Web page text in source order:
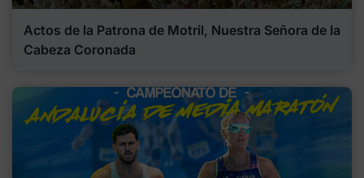
Actos de la Patrona de Motril, Nuestra Señora de la
Cabeza Coronada